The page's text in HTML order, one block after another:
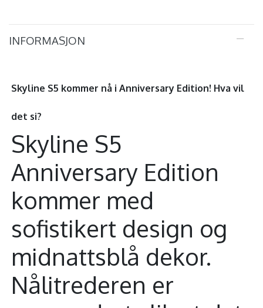
INFORMASJON
Skyline S5 kommer nå i Anniversary Edition! Hva vil
det si?
Skyline S5
Anniversary Edition
kommer med
sofistikert design og
midnattsblå dekor.
Nålitrederen er